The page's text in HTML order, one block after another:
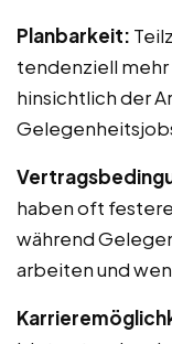
Planbarkeit:
tendenziell
hinsichtlich der
haben oft
während
arbeiten und